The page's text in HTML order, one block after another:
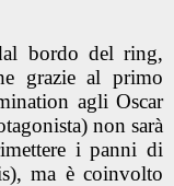
bordo del ring,
grazie al primo
agli Oscar
non sarà
i panni di
ma è coinvolto